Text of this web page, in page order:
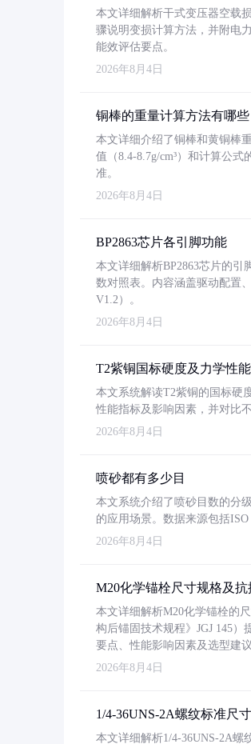
本文详细解析干式变压器空载
骤说明变损计算方法，并附电
能效评估要点。
2026年8月4日
铜棒的重量计算方法有哪些
本文详细介绍了铜棒和黄铜棒
值（8.4-8.7g/cm³）和计算公
准。
2026年8月4日
BP2863芯片各引脚功能
本文详细解析BP2863芯片的
数对照表。内容涵盖驱动配置
V1.2）。
2026年8月4日
T2紫铜国标硬度及力学性
本文系统解读T2紫铜的国标硬
性能指标及影响因素，并对比
2026年8月4日
喷砂都有多少目
本文系统介绍了喷砂目数的分
的应用场景。数据来源包括
2026年8月4日
M20化学锚栓尺寸规格及
本文详细解析M20化学锚栓的
构后锚固技术规程》JGJ 145
要点、性能影响因素及选型建
2026年8月4日
1/4-36UNS-2A螺纹标准尺寸
本文详细解析1/4-36UNS-2A